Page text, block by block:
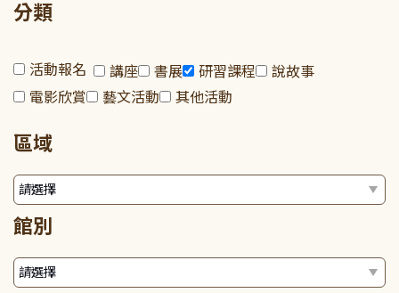
分類
活動報名 講座 書展 研習課程
說故事
電影欣賞
藝文活動 其他活動
區域
館別